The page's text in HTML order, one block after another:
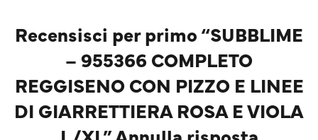
Recensisci per primo “SUBBLIME
– 955366 COMPLETO
REGGISENO CON PIZZO E LINEE
DI GIARRETTIERA ROSA E VIOLA